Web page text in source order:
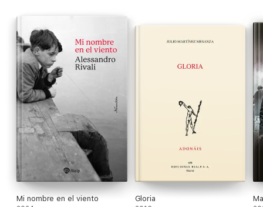
Mi nombre en el viento Gloria